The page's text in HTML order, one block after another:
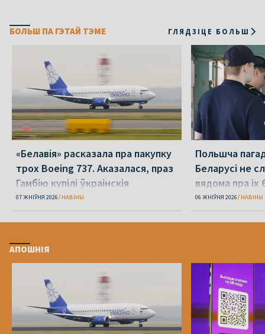
БОЛЬШ ПА ГЭТАЙ ТЭМЕ ГЛЯДЗІЦЕ БОЛЬШ
«Белавія» расказала пра пакупку
трох Boeing 737. Аказалася, праз
Гамбію купілі ўкраінскія
07 ЖНІЎНЯ 2026 НАВІНЫ
Польшча
Беларусі не
вядома пра іх
06 ЖНІЎНЯ 2026 НАВІНЫ
АПОШНІЯ